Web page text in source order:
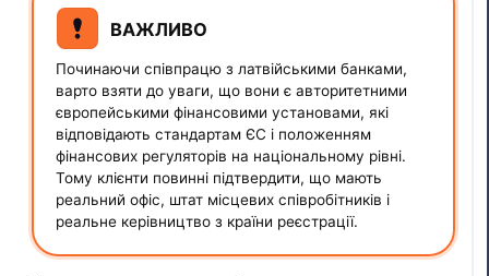
ВАЖЛИВО
Починаючи співпрацю з латвійськими банками,
варто взяти до уваги, що вони є авторитетними
європейськими фінансовими установами, які
відповідають стандартам ЄС і положенням
фінансових регуляторів на національному рівні.
Тому клієнти повинні підтвердити, що мають
реальний офіс, штат місцевих співробітників і
реальне керівництво з країни реєстрації.